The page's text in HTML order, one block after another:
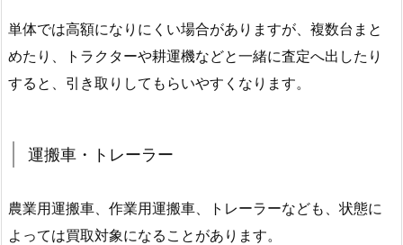
単体では高額になりにくい場合がありますが、複数台まと
めたり、トラクターや耕運機などと一緒に査定へ出したり
すると、引き取りしてもらいやすくなります。
運搬車・トレーラー
農業用運搬車、作業用運搬車、トレーラーなども、状態に
よっては買取対象になることがあります。